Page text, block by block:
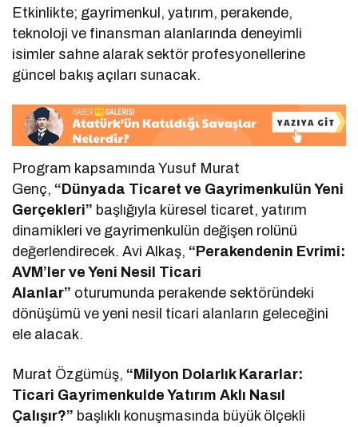
Etkinlikte; gayrimenkul, yatırım, perakende,
teknoloji ve finansman alanlarında deneyimli
isimler sahne alarak sektör profesyonellerine
güncel bakış açıları sunacak.
Program kapsamında Yusuf Murat
Genç, “Dünyada Ticaret ve Gayrimenkulün Yeni
Gerçekleri” başlığıyla küresel ticaret, yatırım
dinamikleri ve gayrimenkulün değişen rolünü
değerlendirecek. Avi Alkaş, “Perakendenin Evrimi:
AVM’ler ve Yeni Nesil Ticari
Alanlar” oturumunda perakende sektöründeki
dönüşümü ve yeni nesil ticari alanların geleceğini
ele alacak.
Murat Özgümüş, “Milyon Dolarlık Kararlar:
Ticari Gayrimenkulde Yatırım Aklı Nasıl
Çalışır?” başlıklı konuşmasında büyük ölçekli